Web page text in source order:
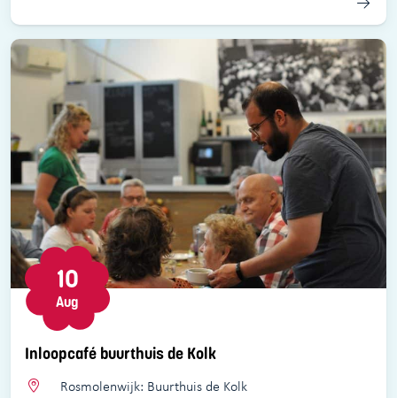
Inloopcafé buurthuis de Kolk
10
Aug
Rosmolenwijk: Buurthuis de Kolk